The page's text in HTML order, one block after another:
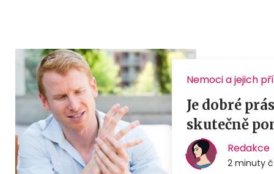
Nemoci a jejich
Je dobré
skutečně
Redakce
2 minuty